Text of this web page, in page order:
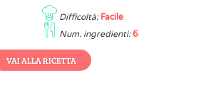
Difficoltà: Facile
Num. ingredienti: 6
VAI ALLA RICETTA